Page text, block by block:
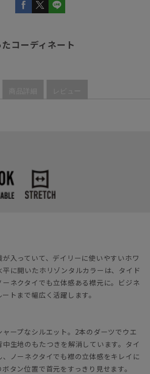
コーディネート
商品詳細 レビュー
入っていて、デイリーに使いやすいホワ
に開いたホリゾンタルカラーは、タイド
ネクタイでも立体感ある襟元に。ビジネ
トまで幅広く活躍します。
ャープなシルエット。2本のダーツでウエ
生地のもたつきを解消しています。タイ
、ノーネクタイでも襟の立体感をキレイに
タン位置で首元をすっきり見せます。